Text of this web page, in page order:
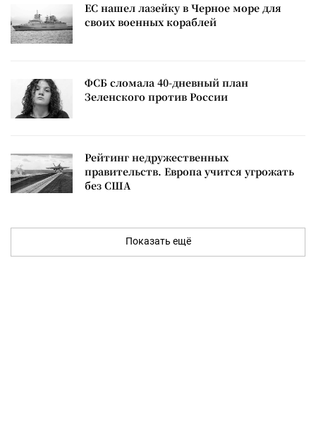
ЕС нашел лазейку в Черное море для
своих военных кораблей
ФСБ сломала 40-дневный план
Зеленского против России
Рейтинг недружественных
правительств. Европа учится угрожать
без США
Показать ещё